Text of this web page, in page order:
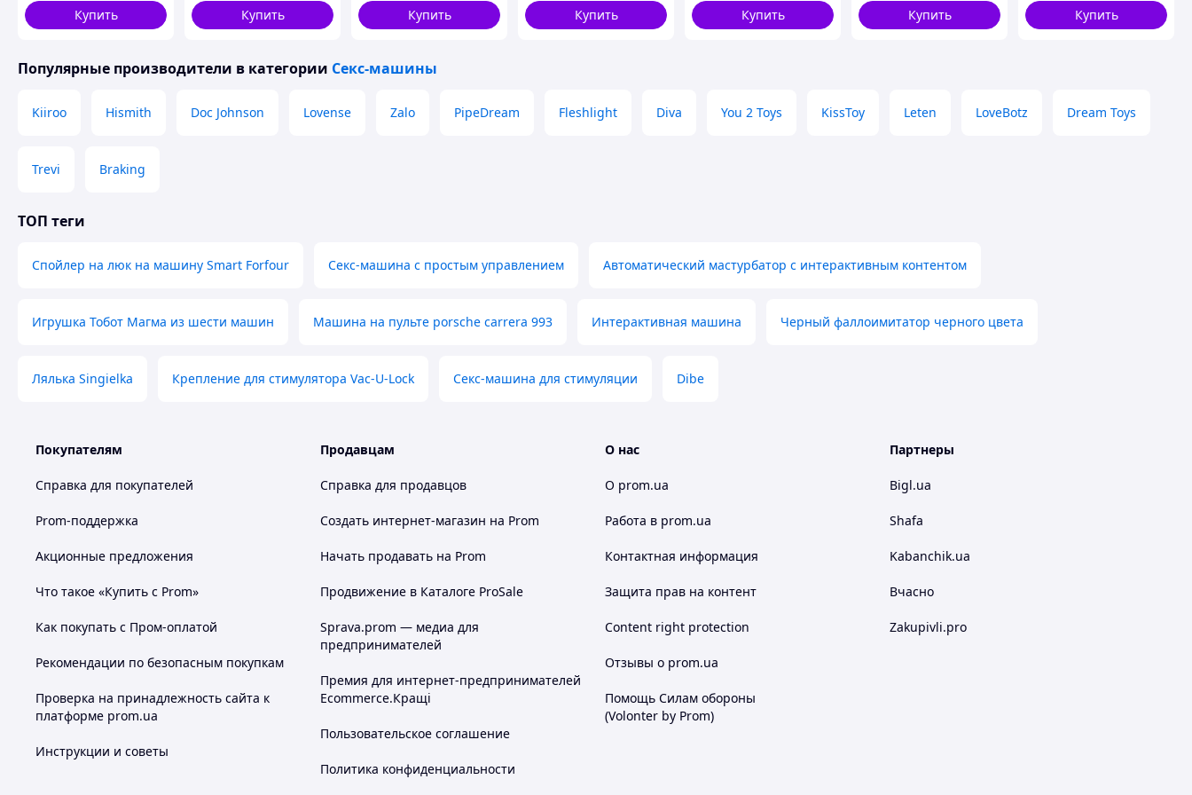
Ваш проводник в мир безграничного удовольствия
Эта секс-машинане устаёт, не сбивается с ритма и будет удовлетворять вас снова и снова!
📦Анонимная доставка– ваш заказ прибудет в нейтральной упаковке без указания содержимого.
– наши специалисты всегда готовы помочь с выбором.
Не откладывайте удовольствие – закажите прямо сейчас и наслаждайтесь новыми вершинами
страсти!💥
Купить
Присоска для плитки
VDD11-S
Купить
режима движения
Купить
Купить
Купить
Купить
Купить
Популярные производители в категории Секс-машины
Kiiroo Hismith Doc Johnson Lovense Zalo PipeDream Fleshlight Diva You 2 Toys KissToy Leten LoveBotz Dream Toys
Trevi Braking
ТОП теги
Спойлер на люк на машину Smart Forfour Секс-машина с простым управлением Автоматический мастурбатор с интерактивным контентом
Игрушка Тобот Магма из шести машин Машина на пульте porsche carrera 993 Интерактивная машина Черный фаллоимитатор черного цвета
Лялька Singielka Крепление для стимулятора Vac-U-Lock Секс-машина для стимуляции Dibe
Покупателям
Справка для покупателей
Prom-поддержка
Акционные предложения
Что такое «Купить с Prom»
Как покупать с Пром-оплатой
Рекомендации по безопасным покупкам
Проверка на принадлежность сайта к
платформе prom.ua
Инструкции и советы
Продавцам
Справка для продавцов
Создать интернет-магазин на Prom
Начать продавать на Prom
Продвижение в Каталоге ProSale
Sprava.prom — медиа для
предпринимателей
Премия для интернет-предпринимателей
Ecommerce.Кращі
Пользовательское соглашение
Политика конфиденциальности
О нас
О prom.ua
Работа в prom.ua
Контактная информация
Защита прав на контент
Content right protection
Отзывы о prom.ua
Помощь Силам обороны
(Volonter by Prom)
Партнеры
Bigl.ua
Shafa
Kabanchik.ua
Вчасно
Zakupivli.pro